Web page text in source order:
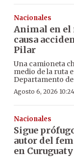
Nacionales
Animal en el
causa
Pilar
Una camioneta
medio de la ruta
Departamento de
Agosto 6, 2026
Nacionales
Sigue
autor del
en Curuguaty